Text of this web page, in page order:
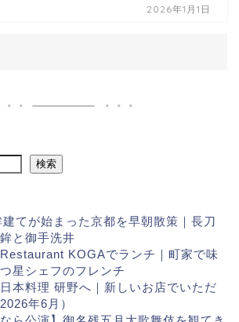
2026年1月1日
検索
建てが始まった京都を早朝散策｜長刀
と御手洗井
Restaurant KOGAでランチ｜町家で味
星シェフのフレンチ
日本料理 研野へ｜新しいお店でいただ
年6月）